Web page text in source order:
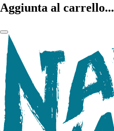
Aggiunta al carrello...